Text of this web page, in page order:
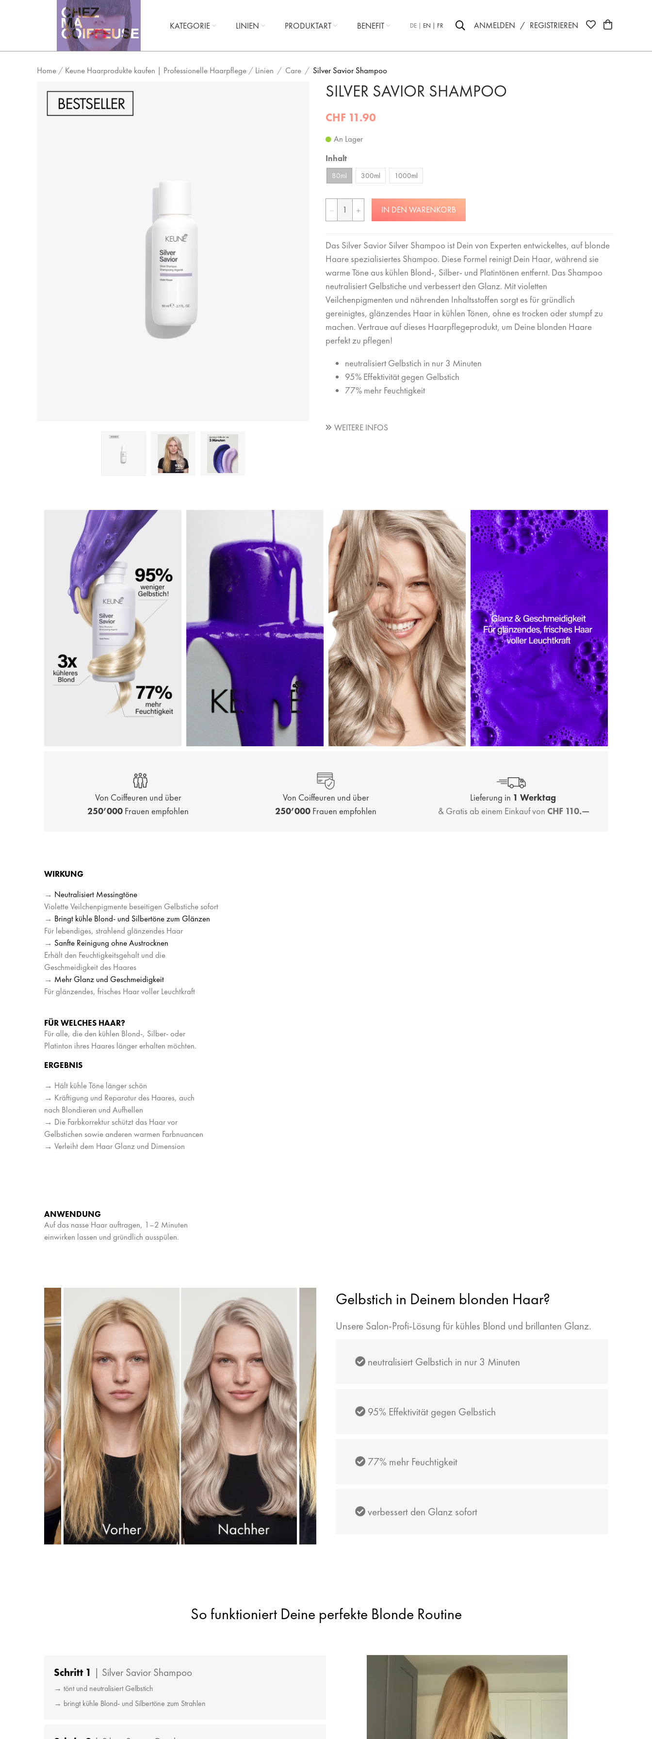
KATEGORIE LINIEN PRODUKTART BENEFIT DE EN FR ANMELDEN / REGISTRIEREN
Home / Keune Haarprodukte kaufen | Professionelle Haarpflege / Linien Care Silver Savior Shampoo
SILVER SAVIOR SHAMPOO
CHF 11.90
An Lager
Inhalt
80ml 300ml 1000ml
IN DEN WARENKORB
Das Silver Savior Silver Shampoo ist Dein von Experten entwickeltes, auf blonde
Haare spezialisiertes Shampoo. Diese Formel reinigt Dein Haar, während sie
warme Töne aus kühlen Blond-, Silber- und Platintönen entfernt. Das Shampoo
neutralisiert Gelbstiche und verbessert den Glanz. Mit violetten
Veilchenpigmenten und nährenden Inhaltsstoffen sorgt es für gründlich
gereinigtes, glänzendes Haar in kühlen Tönen, ohne es trocken oder stumpf zu
machen. Vertraue auf dieses Haarpflegeprodukt, um Deine blonden Haare
perfekt zu pflegen!
​neutralisiert Gelbstich in nur 3 Minuten
95% Effektivität gegen Gelbstich
77% mehr Feuchtigkeit
WEITERE INFOS
Von Coiffeuren und über
250’000 Frauen empfohlen
Von Coiffeuren und über
250’000 Frauen empfohlen
Lieferung in 1 Werktag
& Gratis ab einem Einkauf von CHF 110.—
WIRKUNG
→ Neutralisiert Messingtöne
Violette Veilchenpigmente beseitigen Gelbstiche sofort
→ Bringt kühle Blond- und Silbertöne zum Glänzen
Für lebendiges, strahlend glänzendes Haar
→ Sanfte Reinigung ohne Austrocknen
Erhält den Feuchtigkeitsgehalt und die
Geschmeidigkeit des Haares
→ Mehr Glanz und Geschmeidigkeit
Für glänzendes, frisches Haar voller Leuchtkraft
FÜR WELCHES HAAR?
Für alle, die den kühlen Blond-, Silber- oder
Platinton ihres Haares länger erhalten möchten.
ERGEBNIS
→ Hält kühle Töne länger schön
→ Kräftigung und Reparatur des Haares, auch
nach Blondieren und Aufhellen
→ Die Farbkorrektur schützt das Haar vor
Gelbstichen sowie anderen warmen Farbnuancen
→ Verleiht dem Haar Glanz und Dimension
ANWENDUNG
Auf das nasse Haar auftragen, 1–2 Minuten
einwirken lassen und gründlich ausspülen.
Gelbstich in Deinem blonden Haar?
Unsere Salon-Profi-Lösung für kühles Blond und brillanten Glanz.
neutralisiert Gelbstich in nur 3 Minuten
95% Effektivität gegen Gelbstich
77% mehr Feuchtigkeit
verbessert den Glanz sofort
So funktioniert Deine perfekte Blonde Routine
Schritt 1 | Silver Savior Shampoo
→ tönt und neutralisiert Gelbstich
→ bringt kühle Blond- und Silbertöne zum Strahlen